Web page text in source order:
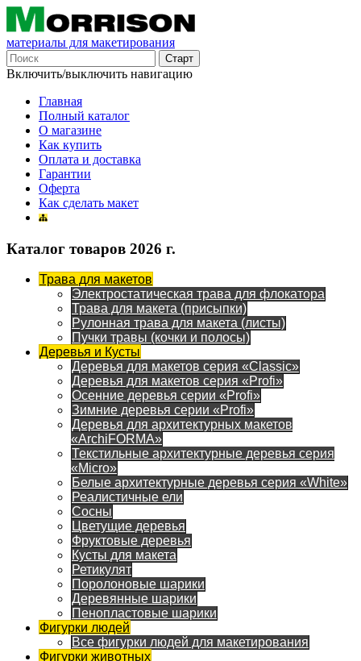
материалы для макетирования
Включить/выключить навигацию
Главная
Полный каталог
О магазине
Как купить
Оплата и доставка
Гарантии
Оферта
Как сделать макет
Каталог товаров 2026 г.
Трава для макетов
Электростатическая трава для флокатора
Трава для макета (присыпки)
Рулонная трава для макета (листы)
Пучки травы (кочки и полосы)
Деревья и Кусты
Деревья для макетов серия «Classic»
Деревья для макетов серия «Profi»
Осенние деревья серии «Profi»
Зимние деревья серии «Profi»
Деревья для архитектурных макетов
«ArchiFORMA»
Текстильные архитектурные деревья серия
«Micro»
Белые архитектурные деревья серия «White»
Реалистичные ели
Сосны
Цветущие деревья
Фруктовые деревья
Кусты для макета
Ретикулят
Поролоновые шарики
Деревянные шарики
Пенопластовые шарики
Фигурки людей
Все фигурки людей для макетирования
Фигурки животных